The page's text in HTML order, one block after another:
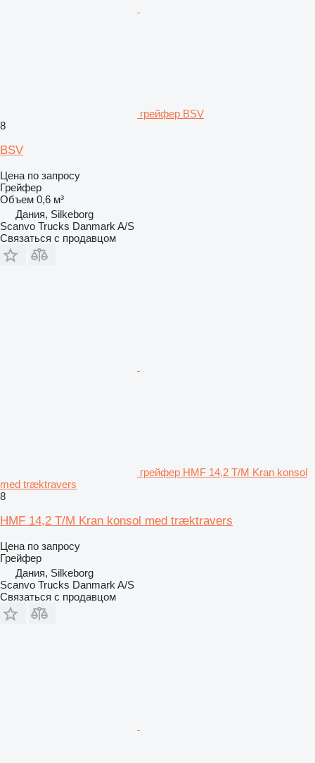
грейфер BSV
8
BSV
Цена по запросу
Грейфер
Объем 0,6 м³
Дания, Silkeborg
Scanvo Trucks Danmark A/S
Связаться с продавцом
грейфер HMF 14,2 T/M Kran konsol
med træktravers
8
HMF 14,2 T/M Kran konsol med træktravers
Цена по запросу
Грейфер
Дания, Silkeborg
Scanvo Trucks Danmark A/S
Связаться с продавцом